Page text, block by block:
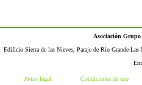
Asociación
Edificio Sierra de las Nieves, Paraje de Río Grande-
Aviso legal Condiciones de uso